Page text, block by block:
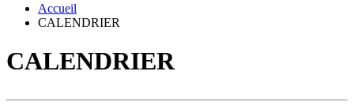
Accueil
CALENDRIER
CALENDRIER